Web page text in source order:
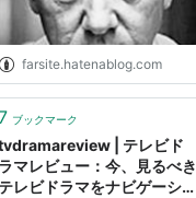
farsite.hatenablog.com
ブックマーク
| テレビド
ラマレビュー：今、見るべき
テレビドラマをナビゲーショ